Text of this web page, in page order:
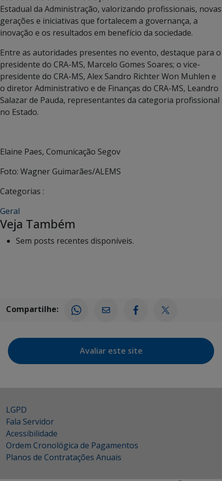
Estadual da Administração, valorizando profissionais, novas
gerações e iniciativas que fortalecem a governança, a
inovação e os resultados em benefício da sociedade.
Entre as autoridades presentes no evento, destaque para o
presidente do CRA-MS, Marcelo Gomes Soares; o vice-
presidente do CRA-MS, Alex Sandro Richter Won Muhlen e
o diretor Administrativo e de Finanças do CRA-MS, Leandro
Salazar de Pauda, representantes da categoria profissional
no Estado.
Elaine Paes, Comunicação Segov
Foto: Wagner Guimarães/ALEMS
Categorias :
Geral
Veja Também
Sem posts recentes disponíveis.
Compartilhe:
Avaliar este site
LGPD
Fala Servidor
Acessibilidade
Ordem Cronológica de Pagamentos
Planos de Contratações Anuais